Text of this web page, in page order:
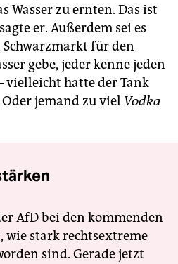
Wasser zu ernten. Das ist
er. Außerdem sei es
Schwarzmarkt für den
gebe, jeder kenne jeden
vielleicht hatte der Tank
jemand zu viel Vodka
AfD bei den kommenden
wie stark rechtsextreme
sind. Gerade jetzt